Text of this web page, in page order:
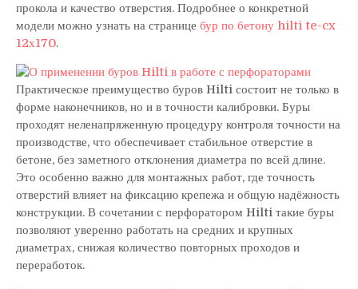
прокола и качество отверстия. Подробнее о конкретной
модели можно узнать на странице бур по бетону hilti te-cx
12х170.
Практическое преимущество буров Hilti состоит не только в
форме наконечников, но и в точности калибровки. Буры
проходят неленапряженную процедуру контроля точности на
производстве, что обеспечивает стабильное отверстие в
бетоне, без заметного отклонения диаметра по всей длине.
Это особенно важно для монтажных работ, где точность
отверстий влияет на фиксацию крепежа и общую надёжность
конструкции. В сочетании с перфоратором Hilti такие буры
позволяют уверенно работать на средних и крупных
диаметрах, снижая количество повторных проходов и
переработок.